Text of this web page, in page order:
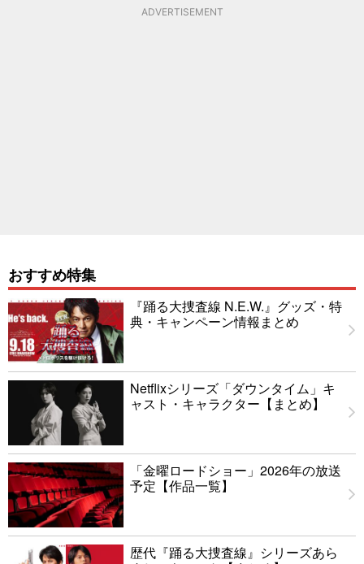
ADVERTISEMENT
おすすめ特集
『踊る大捜査線 N.E.W.』グッズ・特
典・キャンペーン情報まとめ
Netflixシリーズ「ダウンタイム」キ
ャスト・キャラクター【まとめ】
「金曜ロードショー」2026年の放送
予定【作品一覧】
歴代『踊る大捜査線』シリーズあら